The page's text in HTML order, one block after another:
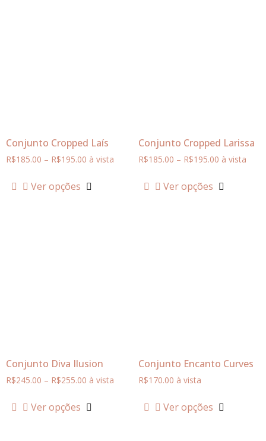
Conjunto Cropped Laís
R$185.00 – R$195.00 à vista
Ver opções
Conjunto Cropped Larissa
R$185.00 – R$195.00 à vista
Ver opções
Conjunto Diva Ilusion
R$245.00 – R$255.00 à vista
Ver opções
Conjunto Encanto Curves
R$170.00 à vista
Ver opções